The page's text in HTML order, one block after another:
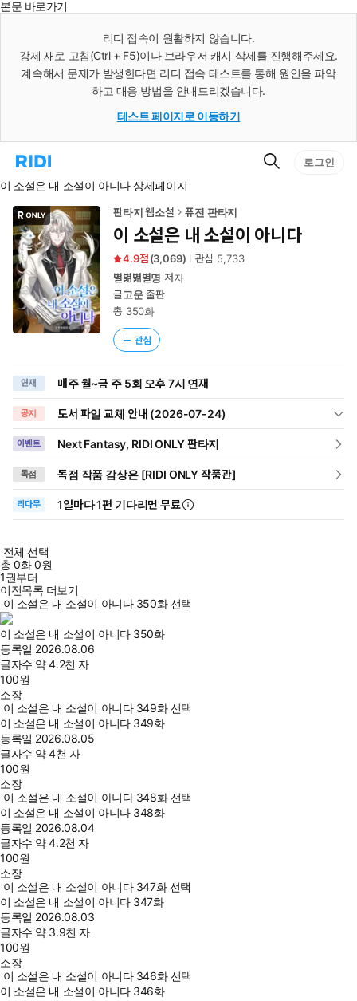
본문 바로가기
리디 접속이 원활하지 않습니다.
강제 새로 고침(Ctrl + F5)이나 브라우저 캐시 삭제를 진행해주세요.
계속해서 문제가 발생한다면 리디 접속 테스트를 통해 원인을 파악
하고 대응 방법을 안내드리겠습니다.
테스트 페이지로 이동하기
리
홈
로
이
동
검
로그인
이 소설은 내 소설이 아니다 상세페이지
판타지 웹소설 퓨전 판타지
이 소설은 내 소설이 아니다
4.9 (3,069) 관심 5,733
별볆볆별명 저자
글고운출판
총 350화
관심
연재 매주 월~금 주 5회 오후 7시 연재
공지 도서 파일 교체 안내 (2026-07-24)
이벤트 Next Fantasy, RIDI ONLY 판타지
독점 독점 작품 감상은 [RIDI ONLY 작품관]
리다무 1일마다1편 기다리면 무료
전체 선택
총0화0원
1권부터
이전목록 더보기
이 소설은 내 소설이 아니다 350화 선택
이 소설은 내 소설이 아니다 350화
등록일 2026.08.06
글자수 약 4.2천 자
100원
소장
이 소설은 내 소설이 아니다 349화 선택
이 소설은 내 소설이 아니다 349화
등록일 2026.08.05
글자수 약 4천 자
100원
소장
이 소설은 내 소설이 아니다 348화 선택
이 소설은 내 소설이 아니다 348화
등록일 2026.08.04
글자수 약 4.2천 자
100원
소장
이 소설은 내 소설이 아니다 347화 선택
이 소설은 내 소설이 아니다 347화
등록일 2026.08.03
글자수 약 3.9천 자
100원
소장
이 소설은 내 소설이 아니다 346화 선택
이 소설은 내 소설이 아니다 346화